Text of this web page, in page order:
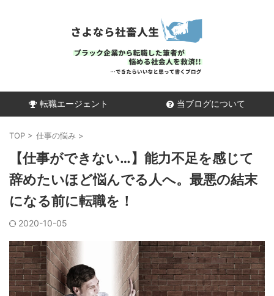
転職エージェント 当ブログについて
TOP > 仕事の悩み >
【仕事ができない…】能力不足を感じて
辞めたいほど悩んでる人へ。最悪の結末
になる前に転職を！
2020-10-05